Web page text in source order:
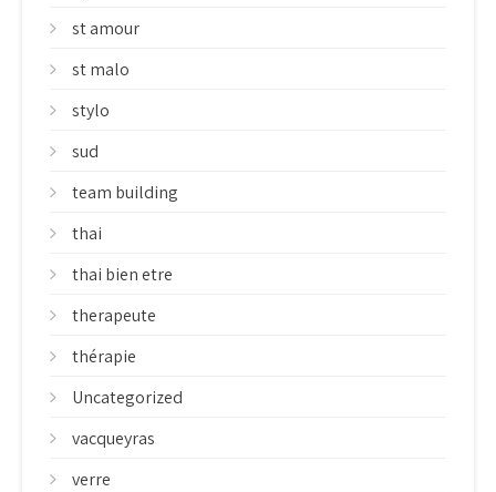
st amour
st malo
stylo
sud
team building
thai
thai bien etre
therapeute
thérapie
Uncategorized
vacqueyras
verre